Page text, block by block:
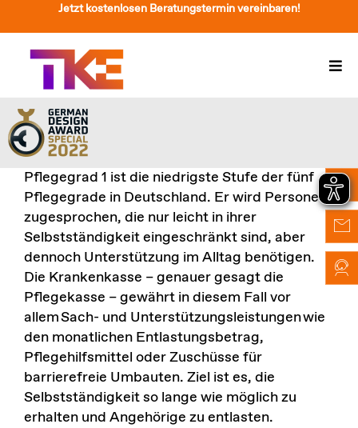
Inhalt
springen
Jetzt kostenlosen Beratungstermin vereinbaren!
Treppenlift
Preise
Service
Treppenliftberatung
Über Uns & Kontakt
Suche
nach:
Pflegegrad 1 ist die niedrigste Stufe der fünf
Pflegegrade in Deutschland. Er wird Personen
zugesprochen, die nur leicht in ihrer
Selbstständigkeit eingeschränkt sind, aber
dennoch Unterstützung im Alltag benötigen.
Die Krankenkasse – genauer gesagt die
Pflegekasse – gewährt in diesem Fall vor
allemSach- und Unterstützungsleistungenwie
den monatlichen Entlastungsbetrag,
Pflegehilfsmittel oder Zuschüsse für
barrierefreie Umbauten. Ziel ist es, die
Selbstständigkeit so lange wie möglich zu
erhalten und Angehörige zu entlasten.